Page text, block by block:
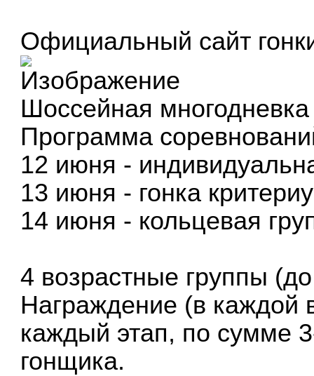
Официальный сайт
Шоссейная
Программа
12 июня -
13 июня - гонка
14 июня - кольцевая
4 возрастные группы
Награждение (в каждой
каждый этап, по сумме
гонщика.